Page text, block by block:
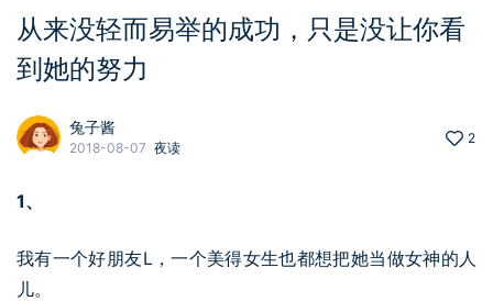
从来没轻而易举的成功，只是没让你看
到她的努力
兔子酱
2018-08-07 夜读
2
1、
我有一个好朋友L，一个美得女生也都想把她当做女神的人
儿。